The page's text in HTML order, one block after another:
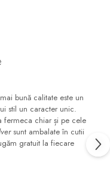
bună calitate este un
stil un caracter unic.
fermeca chiar și pe cele
sunt ambalate în cutii
gratuit la fiecare